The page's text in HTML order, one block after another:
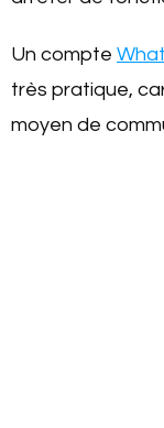
Un compte
très pratique,
moyen de